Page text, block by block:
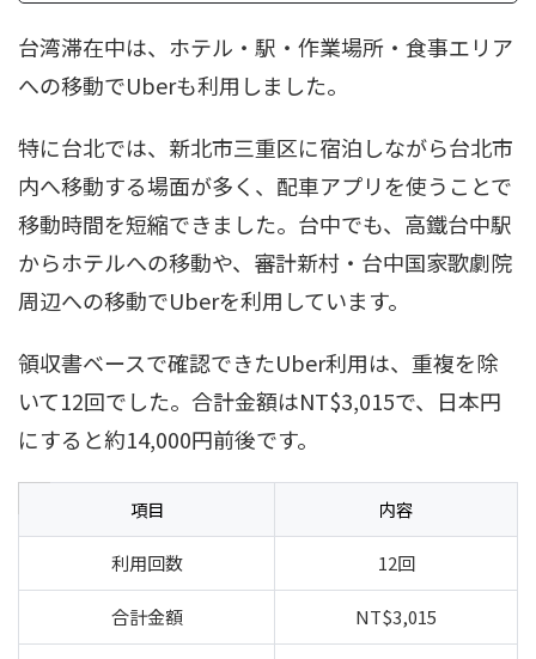
台湾滞在中は、ホテル・駅・作業場所・食事エリア
への移動でUberも利用しました。
特に台北では、新北市三重区に宿泊しながら台北市
内へ移動する場面が多く、配車アプリを使うことで
移動時間を短縮できました。台中でも、高鐵台中駅
からホテルへの移動や、審計新村・台中国家歌劇院
周辺への移動でUberを利用しています。
領収書ベースで確認できたUber利用は、重複を除
いて12回でした。合計金額はNT$3,015で、日本円
にすると約14,000円前後です。
項目 内容
利用回数 12回
合計金額 NT$3,015